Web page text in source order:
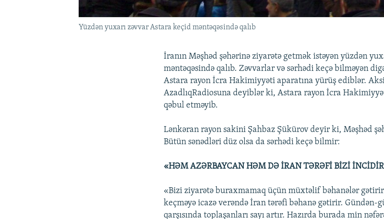
Yüzdən yuxarı zəvvar Astara keçid məntəqəsində qalıb
İranın Məşhəd şəhərinə ziyarətə getmək istəyən yüzdən
məntəqəsində qalıb. Zəvvarlar və sərhədi keçə bilməyən
Astara rayon İcra Hakimiyyəti aparatına yürüş ediblər.
AzadlıqRadiosuna deyiblər ki, Astara rayon İcra
qəbul etməyib.
Lənkəran rayon sakini Şahbaz Şükürov deyir ki, Məşhəd
Bütün sənədləri düz olsa da sərhədi keçə bilmir:
«HƏM AZƏRBAYCAN HƏM DƏ İRAN TƏRƏFİ BİZİ
«Bizi ziyarətə buraxmamaq üçün müxtəlif bəhanələr
keçməyə icazə verəndə İran tərəfi bəhanə gətirir. Gündən-
qarşısında toplaşanları sayı artır. Hazırda burada min